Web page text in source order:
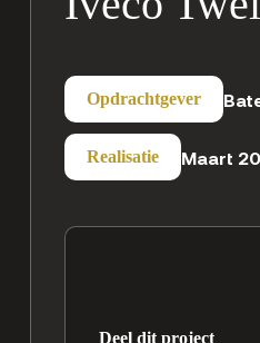
Opdrachtgever
Realisatie Maart
Deel dit project